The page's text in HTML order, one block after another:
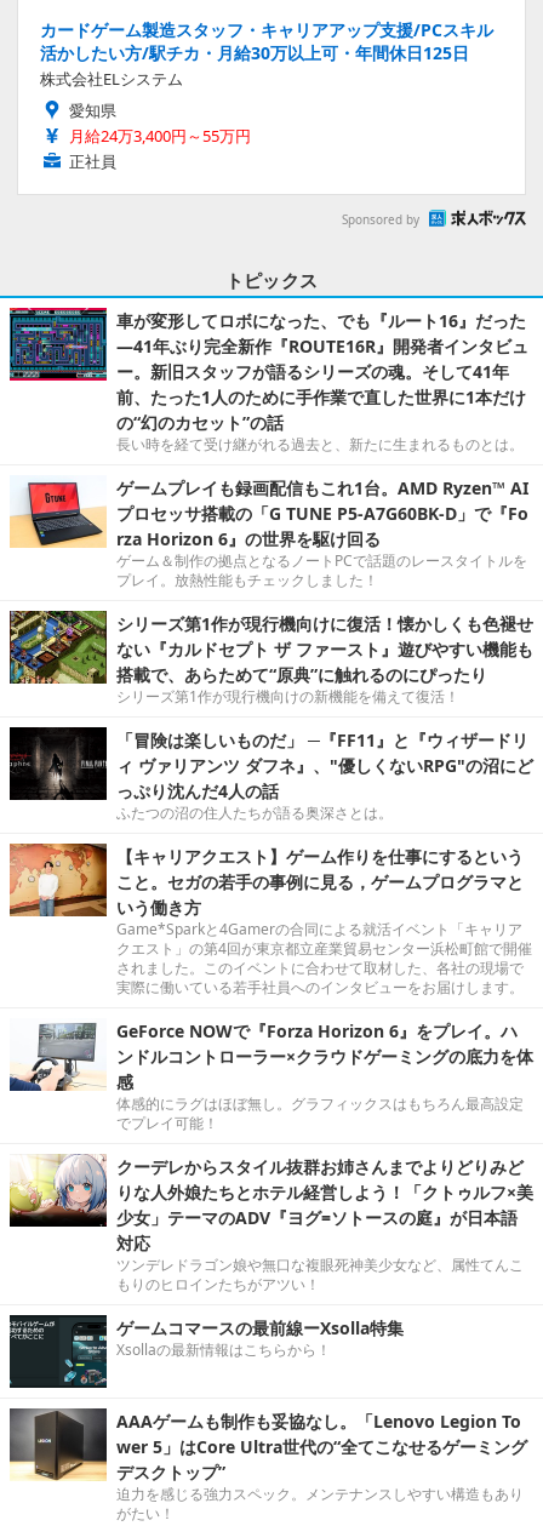
カードゲーム製造スタッフ・キャリアアップ支援/PCスキル
活かしたい方/駅チカ・月給30万以上可・年間休日125日
株式会社ELシステム
愛知県
月給24万3,400円～55万円
正社員
Sponsored by
トピックス
車が変形してロボになった、でも『ルート16』だった
―41年ぶり完全新作『ROUTE16R』開発者インタビュ
ー。新旧スタッフが語るシリーズの魂。そして41年
前、たった1人のために手作業で直した世界に1本だけ
の“幻のカセット”の話
長い時を経て受け継がれる過去と、新たに生まれるものとは。
ゲームプレイも録画配信もこれ1台。AMD Ryzen™ AI
プロセッサ搭載の「G TUNE P5-A7G60BK-D」で『Fo
rza Horizon 6』の世界を駆け回る
ゲーム＆制作の拠点となるノートPCで話題のレースタイトルを
プレイ。放熱性能もチェックしました！
シリーズ第1作が現行機向けに復活！懐かしくも色褪せ
ない『カルドセプト ザ ファースト』遊びやすい機能も
搭載で、あらためて“原典”に触れるのにぴったり
シリーズ第1作が現行機向けの新機能を備えて復活！
「冒険は楽しいものだ」 ─『FF11』と『ウィザードリ
ィ ヴァリアンツ ダフネ』、"優しくないRPG"の沼にど
っぷり沈んだ4人の話
ふたつの沼の住人たちが語る奥深さとは。
【キャリアクエスト】ゲーム作りを仕事にするという
こと。セガの若手の事例に見る，ゲームプログラマと
いう働き方
Game*Sparkと4Gamerの合同による就活イベント「キャリア
クエスト」の第4回が東京都立産業貿易センター浜松町館で開催
されました。このイベントに合わせて取材した、各社の現場で
実際に働いている若手社員へのインタビューをお届けします。
GeForce NOWで『Forza Horizon 6』をプレイ。ハ
ンドルコントローラー×クラウドゲーミングの底力を体
感
体感的にラグはほぼ無し。グラフィックスはもちろん最高設定
でプレイ可能！
クーデレからスタイル抜群お姉さんまでよりどりみど
りな人外娘たちとホテル経営しよう！「クトゥルフ×美
少女」テーマのADV『ヨグ=ソトースの庭』が日本語
対応
ツンデレドラゴン娘や無口な複眼死神美少女など、属性てんこ
もりのヒロインたちがアツい！
ゲームコマースの最前線ーXsolla特集
Xsollaの最新情報はこちらから！
AAAゲームも制作も妥協なし。「Lenovo Legion To
wer 5」はCore Ultra世代の“全てこなせるゲーミング
デスクトップ”
迫力を感じる強力スペック。メンテナンスしやすい構造もあり
がたい！